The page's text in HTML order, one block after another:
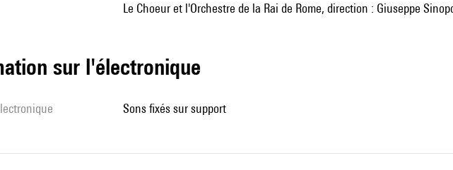
le Choeur et l'Orchestre de la Rai de Rome, direction : Giuseppe
sur l'électronique
sons fixés sur support